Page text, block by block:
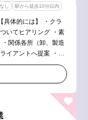
し 駅から徒歩10分以内
いてヒアリング ・素
関係各所（卸、製造
イアントへ提案 ・工
ろで大阪、岐阜な